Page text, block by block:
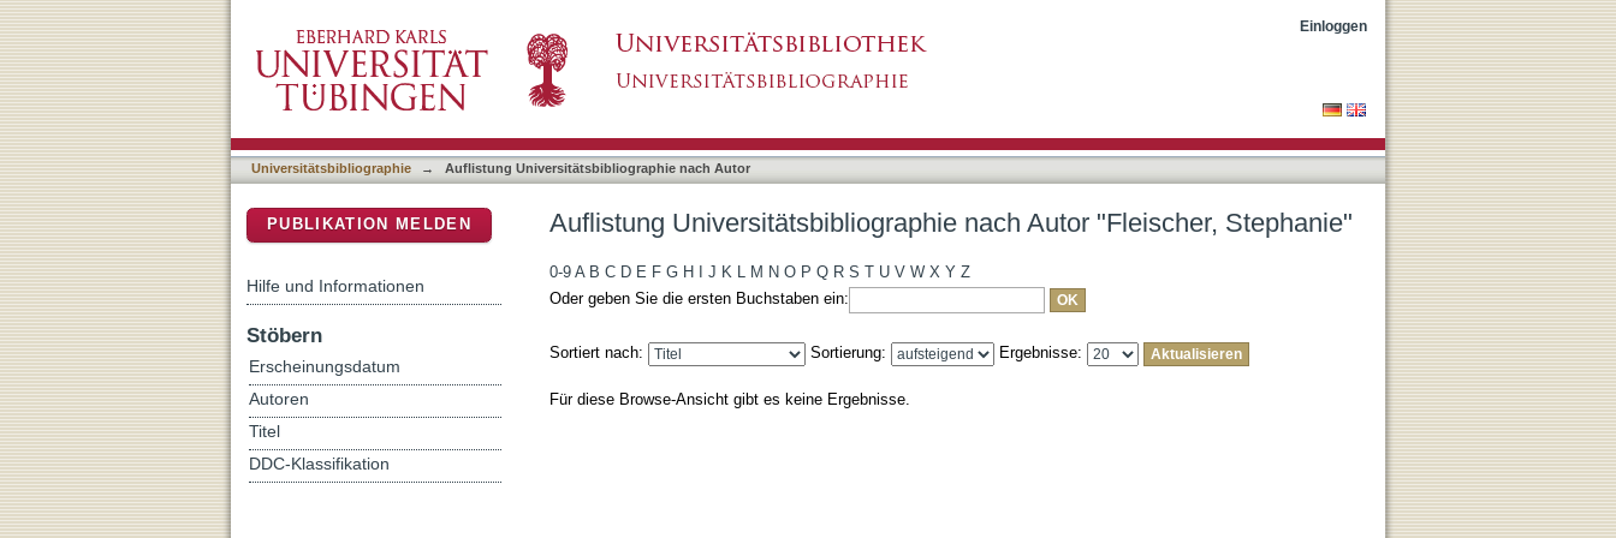
Einloggen
Universitätsbibliographie → Auflistung Universitätsbibliographie nach Autor
Auflistung Universitätsbibliographie nach Autor "Fleischer, Stephanie"
0-9 A B C D E F G H J K L M N O P Q R S T U V W X Y Z
Oder geben Sie die ersten Buchstaben ein:
Sortiert nach: Sortierung: Ergebnisse:
Für diese Browse-Ansicht gibt es keine Ergebnisse.
PUBLIKATION MELDEN
Hilfe und Informationen
Stöbern
Erscheinungsdatum
Autoren
Titel
DDC-Klassifikation